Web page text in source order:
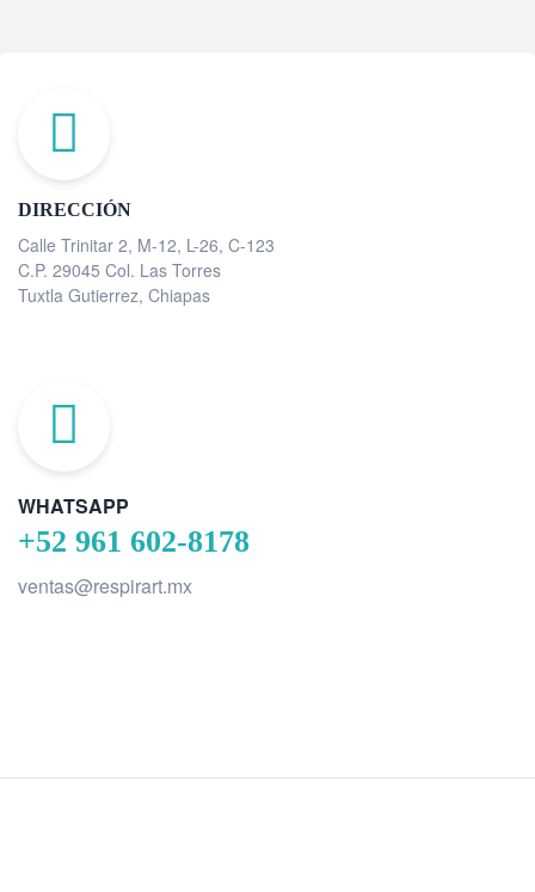
DIRECCIÓN
Calle Trinitar 2, M-12, L-26, C-123
C.P. 29045 Col. Las Torres
Tuxtla Gutierrez, Chiapas
WHATSAPP
+52 961 602-8178
ventas@respirart.mx